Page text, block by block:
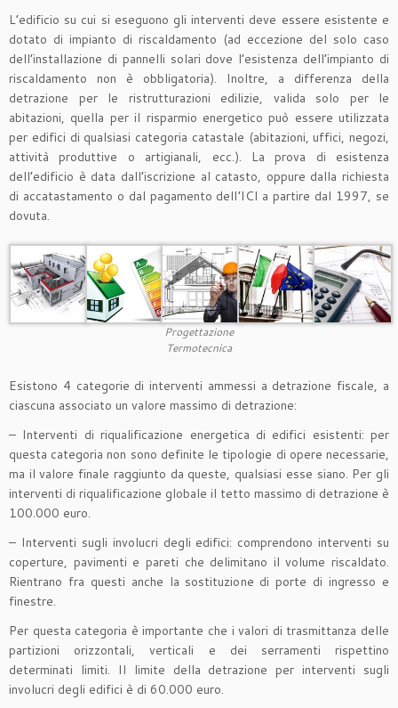
L’edificio su cui si eseguono gli interventi deve essere esistente e
dotato di impianto di riscaldamento (ad eccezione del solo caso
dell’installazione di pannelli solari dove l’esistenza dell’impianto di
riscaldamento non è obbligatoria). Inoltre, a differenza della
detrazione per le ristrutturazioni edilizie, valida solo per le
abitazioni, quella per il risparmio energetico può essere utilizzata
per edifici di qualsiasi categoria catastale (abitazioni, uffici, negozi,
attività produttive o artigianali, ecc.). La prova di esistenza
dell’edificio è data dall’iscrizione al catasto, oppure dalla richiesta
di accatastamento o dal pagamento dell’ICI a partire dal 1997, se
dovuta.
Progettazione
Termotecnica
Esistono 4 categorie di interventi ammessi a detrazione fiscale, a
ciascuna associato un valore massimo di detrazione:
– Interventi di riqualificazione energetica di edifici esistenti: per
questa categoria non sono definite le tipologie di opere necessarie,
ma il valore finale raggiunto da queste, qualsiasi esse siano. Per gli
interventi di riqualificazione globale il tetto massimo di detrazione è
100.000 euro.
– Interventi sugli involucri degli edifici: comprendono interventi su
coperture, pavimenti e pareti che delimitano il volume riscaldato.
Rientrano fra questi anche la sostituzione di porte di ingresso e
finestre.
Per questa categoria è importante che i valori di trasmittanza delle
partizioni orizzontali, verticali e dei serramenti rispettino
determinati limiti. Il limite della detrazione per interventi sugli
involucri degli edifici è di 60.000 euro.